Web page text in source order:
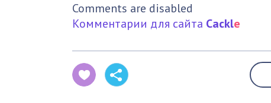
Comments are disabled
Комментарии для сайта Cackle